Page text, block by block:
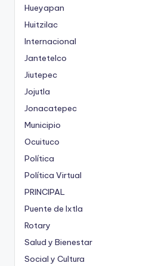
Hueyapan
Huitzilac
Internacional
Jantetelco
Jiutepec
Jojutla
Jonacatepec
Municipio
Ocuituco
Política
Política Virtual
PRINCIPAL
Puente de Ixtla
Rotary
Salud y Bienestar
Social y Cultura